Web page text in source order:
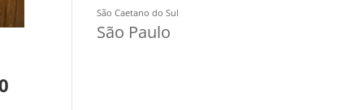
São Caetano do Sul
São Paulo